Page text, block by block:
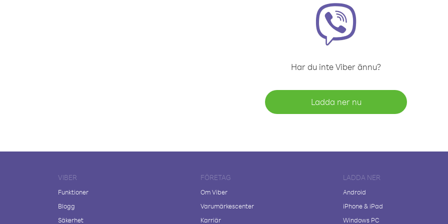
Har du inte Viber ännu?
Ladda ner nu
VIBER
Funktioner
Blogg
Säkerhet
FÖRETAG
Om Viber
Varumärkescenter
Karriär
LADDA NER
Android
iPhone & iPad
Windows PC